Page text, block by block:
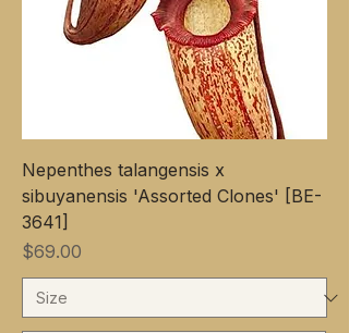
Nepenthes talangensis x
sibuyanensis 'Assorted Clones' [BE-
3641]
価格
$69.00